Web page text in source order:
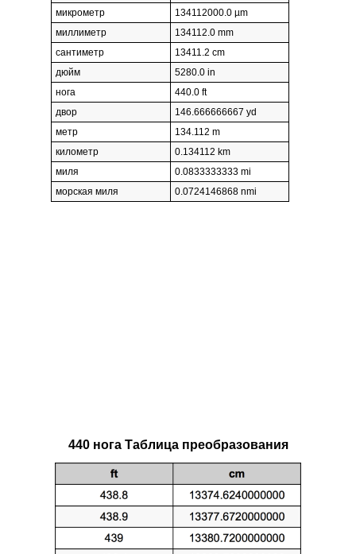
микрометр
134112000.0 µm
миллиметр
134112.0 mm
сантиметр
13411.2 cm
дюйм
5280.0 in
нога
440.0 ft
двор
146.666666667 yd
метр
134.112 m
километр
0.134112 km
миля
0.0833333333 mi
морская миля
0.0724146868 nmi
440 нога Таблица преобразования